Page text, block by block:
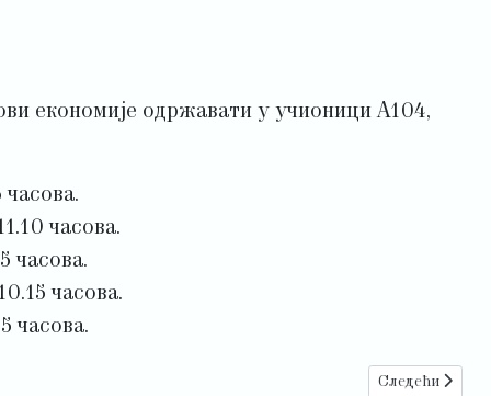
економије одржавати у учионици А104,
часова.
часова.
часова.
часова.
Следећи
Следећи